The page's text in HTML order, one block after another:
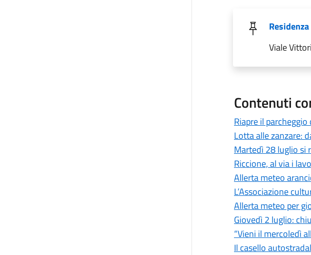
Viale
Contenuti
Riapre il
Lotta alle zanzare:
Martedì 28 luglio si
Riccione, al via i
Allerta meteo
L’Associazione
Allerta meteo per
Giovedì 2 luglio:
“Vieni il mercoledì
Il casello